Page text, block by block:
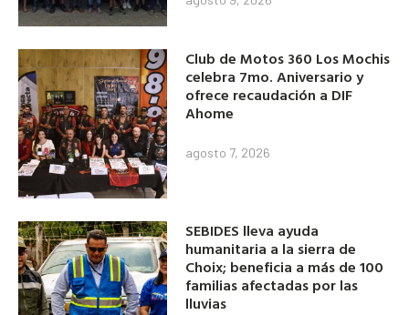
Club de Motos 360 Los Mochis
celebra 7mo. Aniversario y
ofrece recaudación a DIF
Ahome
agosto 7, 2026
SEBIDES lleva ayuda
humanitaria a la sierra de
Choix; beneficia a más de 100
familias afectadas por las
lluvias